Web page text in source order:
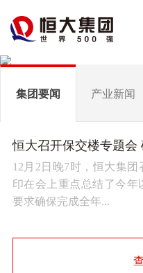
集团要闻 产业新闻
恒大召开保交楼专题会
12月2日晚7时，恒大集
印在会上重点总结了今
要求确保完成全年...